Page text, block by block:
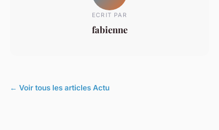
ECRIT PAR
fabienne
← Voir tous les articles Actu